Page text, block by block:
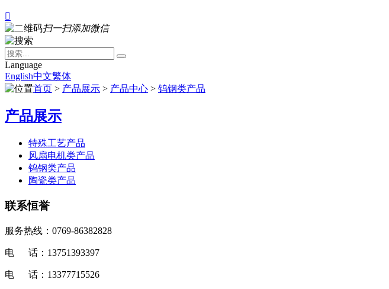

扫一扫添加微信
Language
English中文繁体
首页 > 产品展示 > 产品中心 > 钨钢类产品
产品展示
特殊工艺产品
风扇电机类产品
钨钢类产品
陶瓷类产品
联系恒誉
服务热线：0769-86382828
电 话：13751393397
电 话：13377715526